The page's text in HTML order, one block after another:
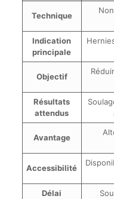
Technique
Indication
principale
Objectif
Résultats
attendus
Avantage
Accessibilité
Délai